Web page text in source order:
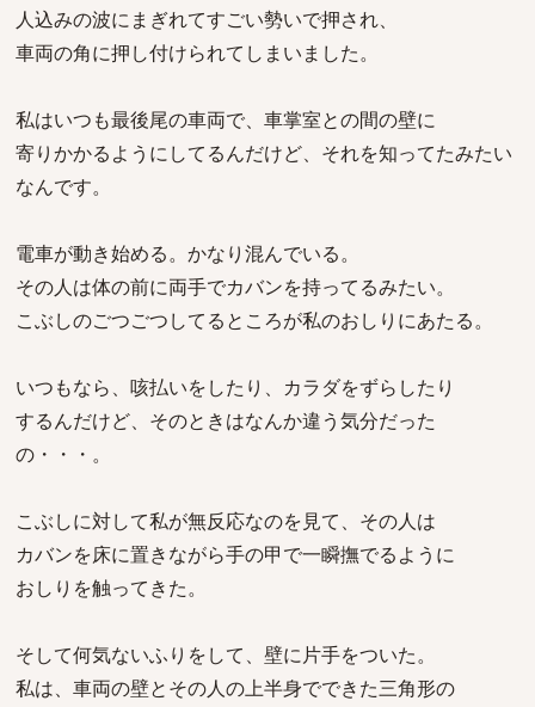
人込みの波にまぎれてすごい勢いで押され、
車両の角に押し付けられてしまいました。
私はいつも最後尾の車両で、車掌室との間の壁に
寄りかかるようにしてるんだけど、それを知ってたみたい
なんです。
電車が動き始める。かなり混んでいる。
その人は体の前に両手でカバンを持ってるみたい。
こぶしのごつごつしてるところが私のおしりにあたる。
いつもなら、咳払いをしたり、カラダをずらしたり
するんだけど、そのときはなんか違う気分だった
の・・・。
こぶしに対して私が無反応なのを見て、その人は
カバンを床に置きながら手の甲で一瞬撫でるように
おしりを触ってきた。
そして何気ないふりをして、壁に片手をついた。
私は、車両の壁とその人の上半身でできた三角形の